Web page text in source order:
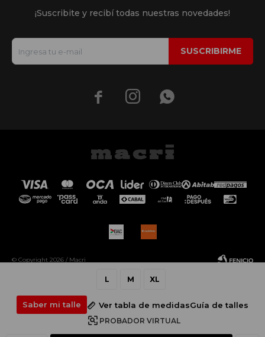
L M XL
Saber mi talle Ver tabla de medidasGuía de talles
PROBADOR VIRTUAL
¡Suscribite y recibí todas nuestras novedades!
SUSCRIBIRME
  
© Copyright 2026 / Macri